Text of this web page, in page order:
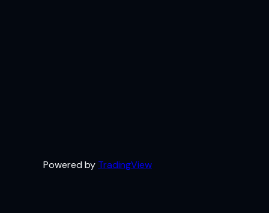
Powered by TradingView